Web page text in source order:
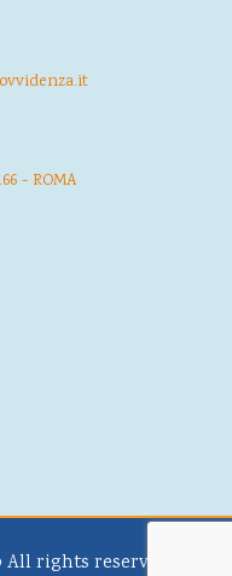
- ROMA
All rights reserved